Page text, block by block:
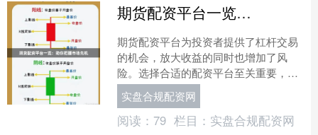
期货配资平台一览：助你把握市场先机
期货配资平台为投资者提供了杠杆交易
的机会，放大收益的同时也增加了风
险。选择合适的配资平台至关重要，以
下是一些值得考虑的平台： * **富途牛
牛：**提供高达 1....
实盘合规配资网
阅读： 79 栏目： 实盘合规配资网